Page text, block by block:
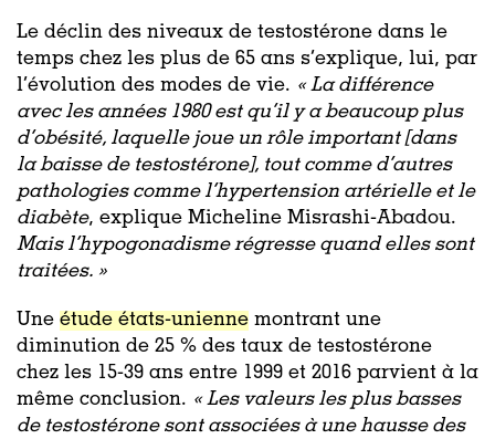
Le déclin des niveaux de testostérone dans le
temps chez les plus de 65 ans s’explique, lui, par
l’évolution des modes de vie. «La différence
avec les années 1980 est qu’il y a beaucoup plus
d’obésité, laquelle joue un rôle important [dans
la baisse de testostérone], tout comme d’autres
pathologies comme l’hypertension artérielle et le
diabète, explique Micheline Misrashi-Abadou.
Mais l’hypogonadisme régresse quand elles sont
traitées. »
Une étude états-unienne montrant une
diminution de 25 % des taux de testostérone
chez les 15-39 ans entre 1999 et 2016 parvient à la
même conclusion. «Les valeurs les plus basses
de testostérone sont associées à une hausse des